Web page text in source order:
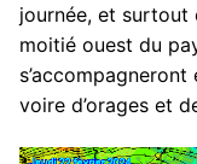
journée, et surtout
moitié ouest du
voire d’orages et